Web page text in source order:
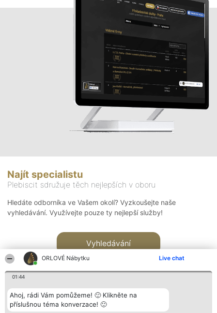
ORLOVÉ Nábytku Live chat
01:44
Ahoj, rádi Vám pomůžeme! 🙂 Klikněte na
příslušnou téma konverzace! 🙂
Najít specialistu
Plebiscit sdružuje těch nejlepších v oboru
Hledáte odborníka ve Vašem okolí? Vyzkoušejte naše
vyhledávání. Využívejte pouze ty nejlepší služby!
Vyhledávání